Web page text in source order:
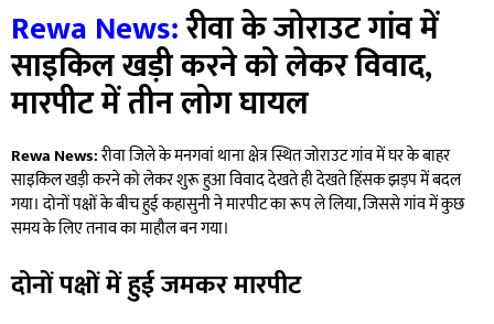
Rewa News:रीवा के जोराउट गांव में
साइकिल खड़ी करने को लेकर विवाद,
मारपीट में तीन लोग घायल
Rewa News:रीवा जिले के मनगवां थाना क्षेत्र स्थित जोराउट गांव में घर के बाहर
साइकिल खड़ी करने को लेकर शुरू हुआ विवाद देखते ही देखते हिंसक झड़प में बदल
गया। दोनों पक्षों के बीच हुई कहासुनी ने मारपीट का रूप ले लिया, जिससे गांव में कुछ
समय के लिए तनाव का माहौल बन गया।
दोनों पक्षों में हुई जमकर मारपीट